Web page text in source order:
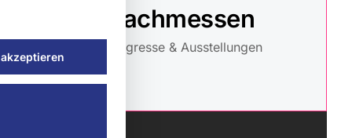
Fachmessen
Kongresse & Ausstellungen